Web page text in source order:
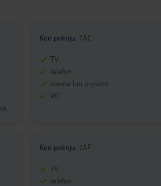
Kod pokoju: 7AC
TV
telefon
wanna lub prysznic
WC
Kod pokoju: 7AF
TV
telefon